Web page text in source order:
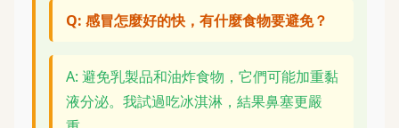
Q: 感冒怎麼好的快，有什麼食物要避免？
A: 避免乳製品和油炸食物，它們可能加重黏
液分泌。我試過吃冰淇淋，結果鼻塞更嚴